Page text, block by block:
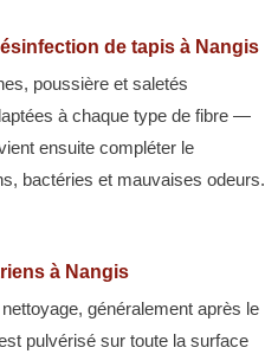
de tapis à Nangis
poussière et saletés
à chaque type de fibre —
ensuite compléter le
bactéries et mauvaises odeurs.
à Nangis
généralement après le
pulvérisé sur toute la surface